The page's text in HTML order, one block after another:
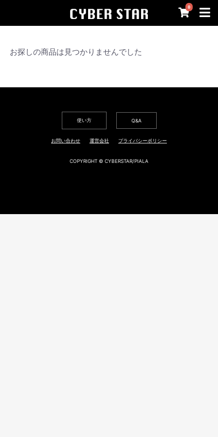
0
お探しの商品は見つかりませんでした
使い方 Q&A
お問い合わせ 運営会社 プライバシーポリシー
COPYRIGHT © CYBERSTAR/PIALA